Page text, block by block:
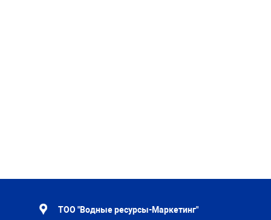
ТОО "Водные ресурсы-Маркетинг"